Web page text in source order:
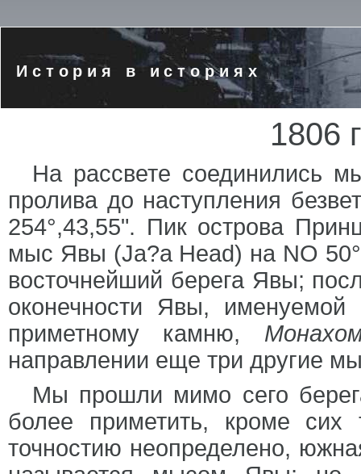
История в историях
1806
На рассвете соединились
пролива до наступления
254°,43,55". Пик острова
мыс Явы (Jа?а Head) на NO
восточнейший берега Явы;
оконечности Явы, именуемой
приметному камню,
направлении еще три другие
Мы прошли мимо сего
более приметить, кроме
точностию неопределено,